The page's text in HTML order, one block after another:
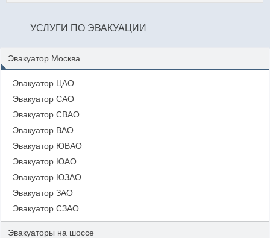
УСЛУГИ ПО ЭВАКУАЦИИ
Эвакуатор Москва
Эвакуатор ЦАО
Эвакуатор САО
Эвакуатор СВАО
Эвакуатор ВАО
Эвакуатор ЮВАО
Эвакуатор ЮАО
Эвакуатор ЮЗАО
Эвакуатор ЗАО
Эвакуатор СЗАО
Эвакуаторы на шоссе